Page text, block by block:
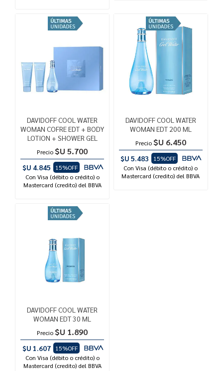
DAVIDOFF COOL WATER
WOMAN COFRE EDT + BODY
LOTION + SHOWER GEL
Precio $U 5.700
$U 4.845
15%OFF
Con Visa (débito o crédito) o
Mastercard (credito) del BBVA
DAVIDOFF COOL WATER
WOMAN EDT 200 ML
Precio $U 6.450
$U 5.483
15%OFF
Con Visa (débito o crédito) o
Mastercard (credito) del BBVA
DAVIDOFF COOL WATER
WOMAN EDT 30 ML
Precio $U 1.890
$U 1.607
15%OFF
Con Visa (débito o crédito) o
Mastercard (credito) del BBVA